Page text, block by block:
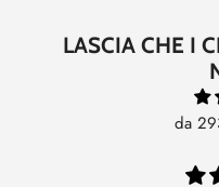
LASCIA CHE I
da